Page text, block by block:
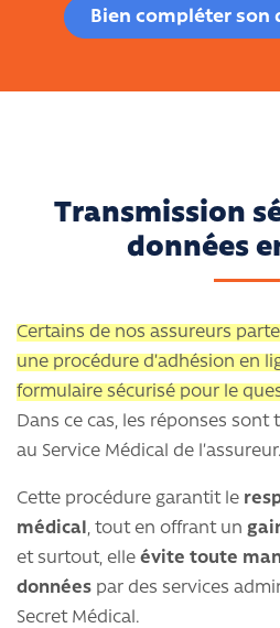
Bien compléter son
Transmission
données
Certains de nos assureurs
une procédure d’adhésion en
formulaire sécurisé pour le
Dans ce cas, les réponses
au Service Médical de l’assureur.
Cette procédure garantit le
médical , tout en offrant un
et surtout, elle évite toute
données par des services
Secret Médical.